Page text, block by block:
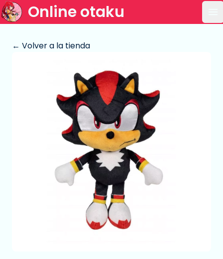
Online otaku
← Volver a la tienda